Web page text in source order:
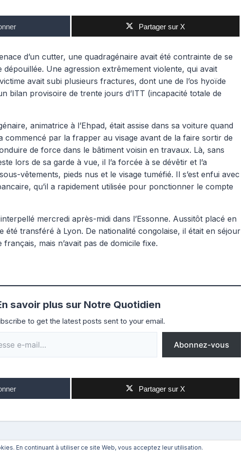
Partager sur X
d’un cutter, une quadragénaire avait été contrainte de se
dépouillée. Une agression extrêmement violente, qui avait
avait subi plusieurs fractures, dont une de l’os hyoïde
bilan provisoire de trente jours d’ITT (incapacité totale de
animatrice à l’Ehpad, était assise dans sa voiture quand
commencé par la frapper au visage avant de la faire sortir de
de force dans le bâtiment voisin en travaux. Là, sans
lors de sa garde à vue, il l’a forcée à se dévêtir et l’a
vêtements, pieds nus et le visage tuméfié. Il s’est enfui avec
qu’il a rapidement utilisée pour ponctionner le compte
mercredi après-midi dans l’Essonne. Aussitôt placé en
été transféré à Lyon. De nationalité congolaise, il était en séjour
mais n’avait pas de domicile fixe.
savoir plus sur Notre Quotidien
to get the latest posts sent to your email.
Abonnez-vous
Partager sur X
En continuant à utiliser ce site Web, vous acceptez leur utilisation.